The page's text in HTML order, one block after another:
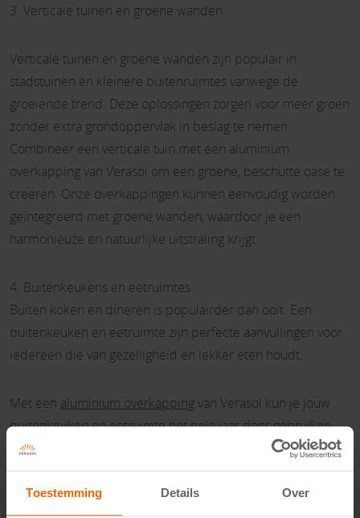
Toestemming Details Over
3. Verticale tuinen en groene wanden
Verticale tuinen en groene wanden zijn populair in
stadstuinen en kleinere buitenruimtes vanwege de
groeiende trend. Deze oplossingen zorgen voor meer groen
zonder extra grondoppervlak in beslag te nemen.
Combineer een verticale tuin met een aluminium
overkapping van Verasol om een groene, beschutte oase te
creëren. Onze overkappingen kunnen eenvoudig worden
geïntegreerd met groene wanden, waardoor je een
harmonieuze en natuurlijke uitstraling krijgt.
4. Buitenkeukens en eetruimtes
Buiten koken en dineren is populairder dan ooit. Een
buitenkeuken en eetruimte zijn perfecte aanvullingen voor
iedereen die van gezelligheid en lekker eten houdt.
Met een aluminium overkappingvan Verasol kun je jouw
buitenkeuken en eetruimte het hele jaar door gebruiken.
Onze overkappingen beschermen je tegen de elementen,
zodat je zelfs bij minder goed weer kunt genieten van een
heerlijke maaltijd buiten. Bovendien zorgt de moderne